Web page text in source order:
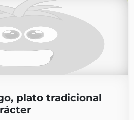
plato tradicional